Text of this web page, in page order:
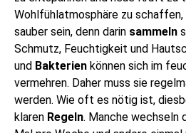
Wohlfühlatmosphäre zu
sauber sein, denn darin sammeln
Schmutz, Feuchtigkeit und
und Bakterien können sich im
vermehren. Daher muss sie
werden. Wie oft es nötig ist,
klaren Regeln. Manche wechseln